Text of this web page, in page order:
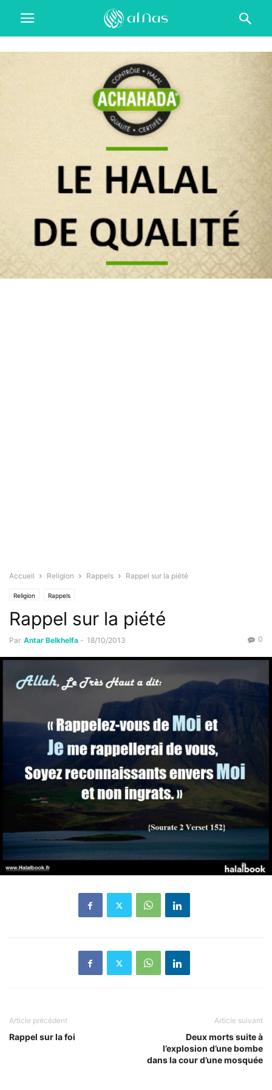
Accueil Religion Rappels Rappel sur la piété
Religion Rappels
Rappel sur la piété
Par Antar Belkhelfa - 18/10/2013 0
Article précédent
Rappel sur la foi
Article suivant
Deux morts suite à
l’explosion d’une bombe
dans la cour d’une mosquée